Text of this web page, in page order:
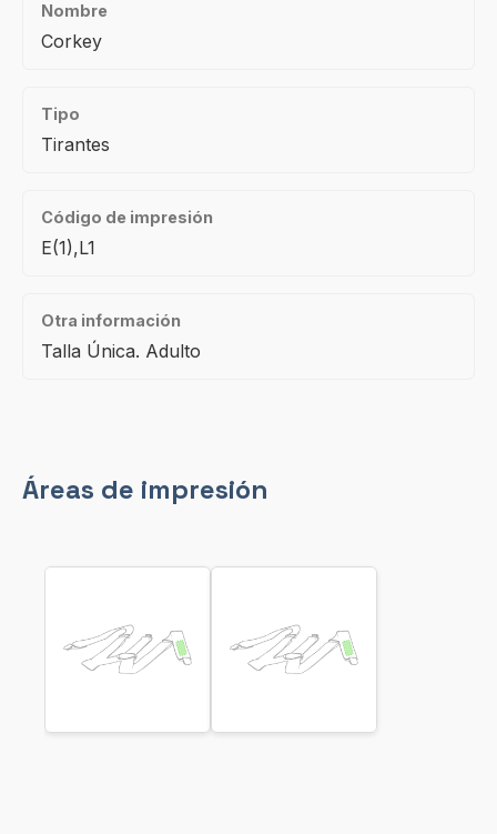
Nombre
Corkey
Tipo
Tirantes
Código de impresión
E(1),L1
Otra información
Talla Única. Adulto
Áreas de impresión